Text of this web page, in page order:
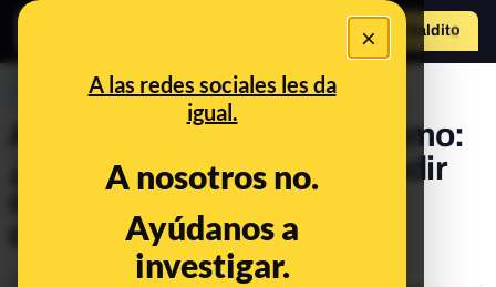
×
A las redes sociales les da
igual.
A nosotros no.
Ayúdanos a
investigar.
Hazte Maldito
PREBUNKING
Alimentación e hipotiroidismo:
¿es recomendable prescindir
de gluten y lácteos tras su
diagnóstico?
Jan 13, 2022, 4:44:31 PM